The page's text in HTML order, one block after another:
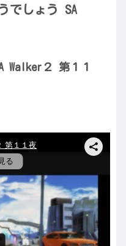
でしょう SA
Walker２ 第１１